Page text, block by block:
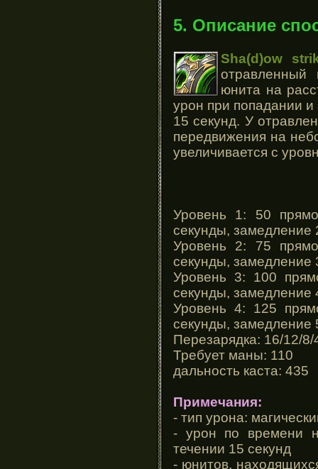
5. Описание
Sha(d)ow
отравленный
юнита на
урон при попадании
15 секунд. У
передвижения на
увеличивается с
Уровень 1: 50
секунды, замедление
Уровень 2: 75
секунды, замедление
Уровень 3: 100
секунды, замедление
Уровень 4: 125
секунды, замедление
Перезарядка: 16/12/8/
Требует маны: 110
дальность каста: 435
Примечания:
- тип урона:
- урон по времени
течении 15 секунд
- юнитов,